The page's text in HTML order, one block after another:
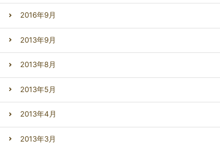
2016年9月
2013年9月
2013年8月
2013年5月
2013年4月
2013年3月